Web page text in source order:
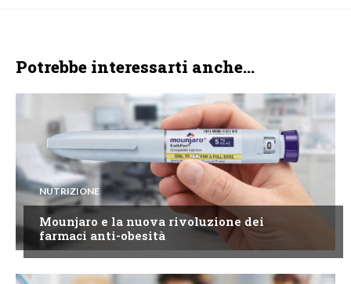
Potrebbe interessarti anche...
NUTRIZIONE
Mounjaro e la nuova rivoluzione dei
farmaci anti-obesità